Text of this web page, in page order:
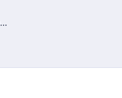
Le marché du nautisme en Allemagne